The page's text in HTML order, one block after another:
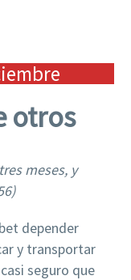
otros
meses, y
depender
y transportar
seguro que